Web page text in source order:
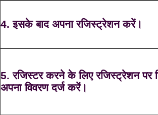
4. इसके बाद अपना रजिस्ट्रेशन करें।
5. रजिस्टर करने के लिए रजिस्ट्रेशन
अपना विवरण दर्ज करें।